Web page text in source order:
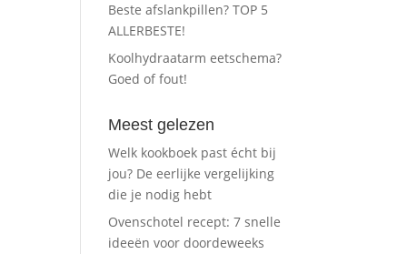
Beste afslankpillen? TOP 5
ALLERBESTE!
Koolhydraatarm eetschema?
Goed of fout!
Meest gelezen
Welk kookboek past écht bij
jou? De eerlijke vergelijking
die je nodig hebt
Ovenschotel recept: 7 snelle
ideeën voor doordeweeks